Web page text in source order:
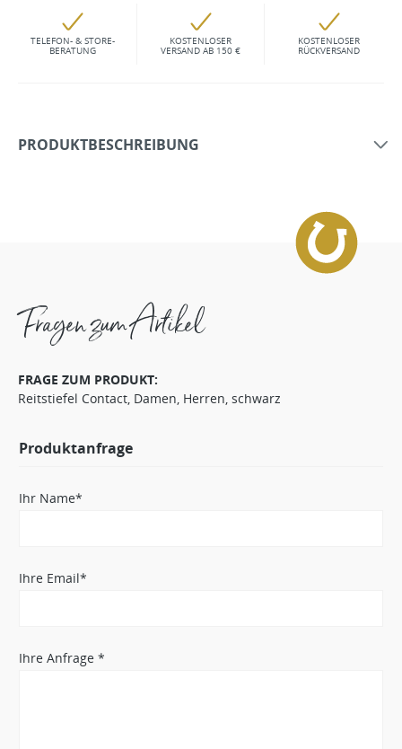
TELEFON- & STORE-
BERATUNG
KOSTENLOSER
VERSAND AB 150 €
KOSTENLOSER
RÜCKVERSAND
PRODUKTBESCHREIBUNG
Fragen zum Artikel
FRAGE ZUM PRODUKT:
Reitstiefel Contact, Damen, Herren, schwarz
Produktanfrage
Ihr Name*
Ihre Email*
Ihre Anfrage *